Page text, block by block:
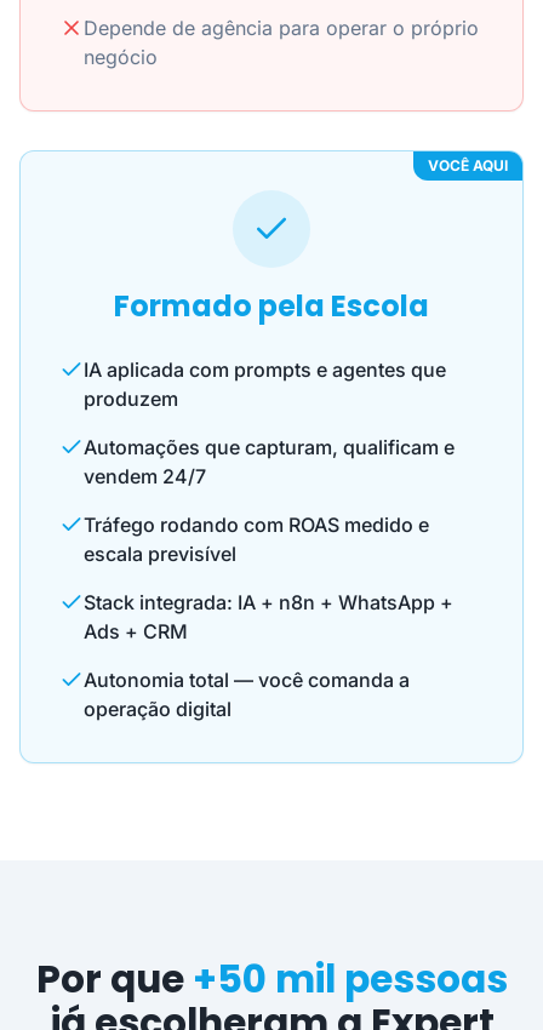
Depende de agência para operar o próprio
negócio
VOCÊ AQUI
Formado pela Escola
IA aplicada com prompts e agentes que
produzem
Automações que capturam, qualificam e
vendem 24/7
Tráfego rodando com ROAS medido e
escala previsível
Stack integrada: IA + n8n + WhatsApp +
Ads + CRM
Autonomia total — você comanda a
operação digital
Por que +50 mil pessoas